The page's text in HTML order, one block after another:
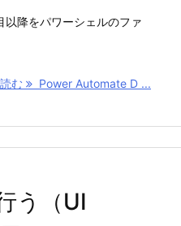
降をパワーシェルのファ
む Power Automate D ...
う（UI